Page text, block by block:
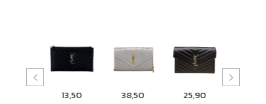
38,50
25,90
29,00